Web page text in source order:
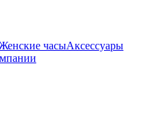
часыАксессуары